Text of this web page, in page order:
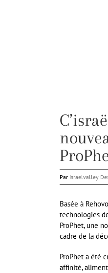
Par Israelvalley
Basée à
technologies
ProPhet, une
cadre de la
ProPhet a été
affinité,